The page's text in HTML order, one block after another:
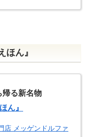
ほん』
帰る新名物
ん』
店 メッゲンドルファ